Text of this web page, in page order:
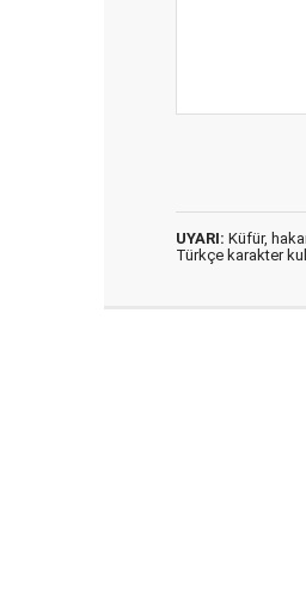
UYARI: Küfür,
Türkçe karakter